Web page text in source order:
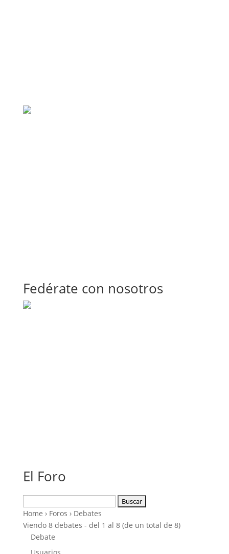
Fedérate con nosotros
El Foro
Home › Foros › Debates
Viendo 8 debates - del 1 al 8 (de un total de 8)
Debate